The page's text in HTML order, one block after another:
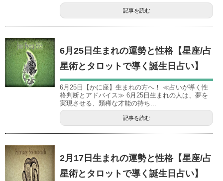
記事を読む
6月25日生まれの運勢と性格【星座/占
星術とタロットで導く誕生日占い】
6月25日【かに座】生まれの方へ！ ≪占いが導く性
格判断とアドバイス≫ 6月25日生まれの人は、夢を
実現させる、類稀な才能の持ち...
記事を読む
2月17日生まれの運勢と性格【星座/占
星術とタロットで導く誕生日占い】